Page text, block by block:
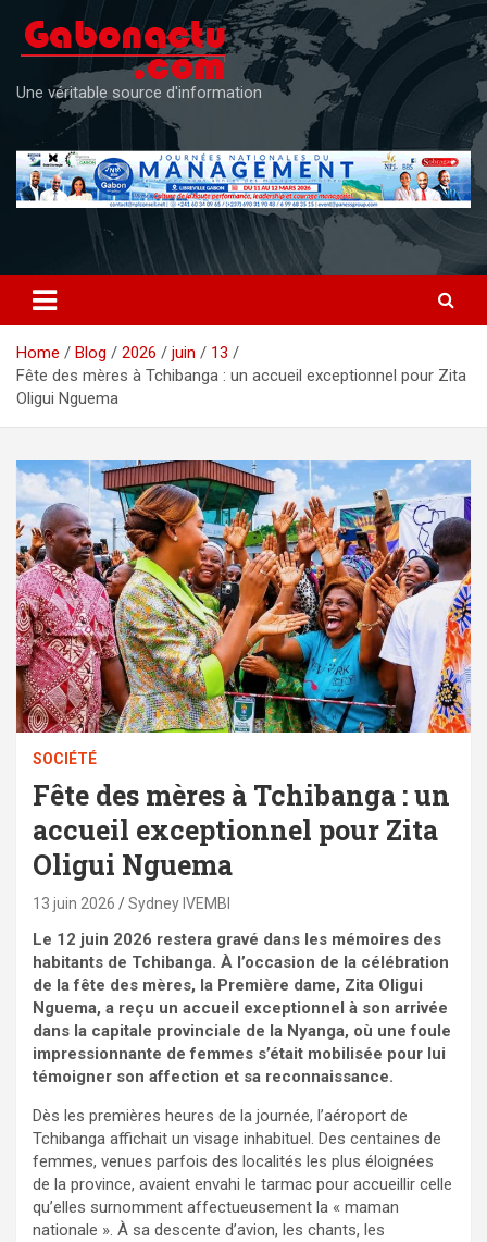
content
Une véritable source d'information
Home Blog 2026 juin
13
Fête des mères à Tchibanga : un accueil exceptionnel pour Zita
Oligui Nguema
SOCIÉTÉ
Fête des mères à Tchibanga : un
accueil exceptionnel pour Zita
Oligui Nguema
13 juin 2026 Sydney IVEMBI
Le 12 juin 2026 restera gravé dans les mémoires des
habitants de Tchibanga. À l’occasion de la célébration
de la fête des mères, la Première dame, Zita Oligui
Nguema, a reçu un accueil exceptionnel à son arrivée
dans la capitale provinciale de la Nyanga, où une foule
impressionnante de femmes s’était mobilisée pour lui
témoigner son affection et sa reconnaissance.
Dès les premières heures de la journée, l’aéroport de
Tchibanga affichait un visage inhabituel. Des centaines de
femmes, venues parfois des localités les plus éloignées
de la province, avaient envahi le tarmac pour accueillir celle
qu’elles surnomment affectueusement la « maman
nationale ». À sa descente d’avion, les chants, les